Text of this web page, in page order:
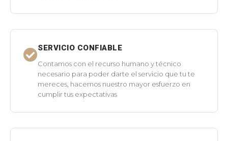
SERVICIO CONFIABLE
Contamos con el recurso humano y técnico
necesario para poder darte el servicio que tu te
mereces, hacemos nuestro mayor esfuerzo en
cumplir tus expectativas